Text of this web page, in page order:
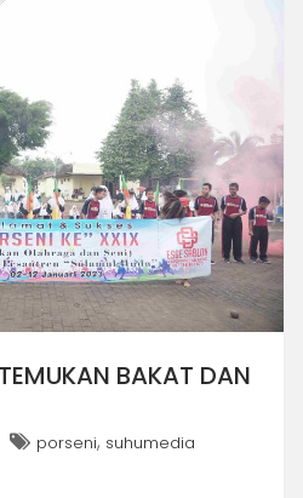
BAKAT DAN
porseni, suhumedia